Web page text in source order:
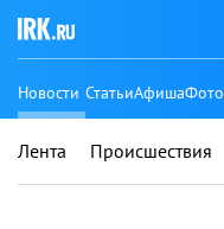
Новости СтатьиАфишаФото
Лента Происшествия